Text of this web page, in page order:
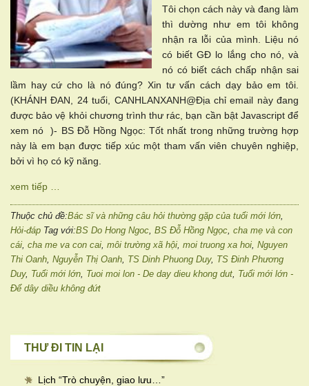
Tôi chọn cách này và đang làm
thì dường như em tôi không
nhận ra lỗi của mình. Liệu nó
có biết GĐ lo lắng cho nó, và
nó có biết cách chấp nhận sai
lầm hay cứ cho là nó đúng? Xin tư vấn cách dạy bảo em tôi.
(KHÁNH ĐAN, 24 tuổi, CANHLANXANH@Địa chỉ email này đang
được bảo vệ khỏi chương trình thư rác, bạn cần bật Javascript để
xem nó )- BS Đỗ Hồng Ngọc: Tốt nhất trong những trường hợp
này là em bạn được tiếp xúc một tham vấn viên chuyên nghiệp,
bởi vì họ có kỹ năng.
xem tiếp …
Thuộc chủ đề:Bác sĩ và những câu hỏi thường gặp của tuổi mới lớn,
Hỏi-đáp Tag với:BS Do Hong Ngoc, BS Đỗ Hồng Ngọc, cha mẹ và con
cái, cha me va con cai, môi trường xã hội, moi truong xa hoi, Nguyen
Thi Oanh, Nguyễn Thị Oanh, TS Dinh Phuong Duy, TS Đinh Phương
Duy, Tuổi mới lớn, Tuoi moi lon - De day dieu khong dut, Tuổi mới lớn -
Để dây diều không đứt
THƯ ĐI TIN LẠI
Lịch “Trò chuyện, giao lưu… ”